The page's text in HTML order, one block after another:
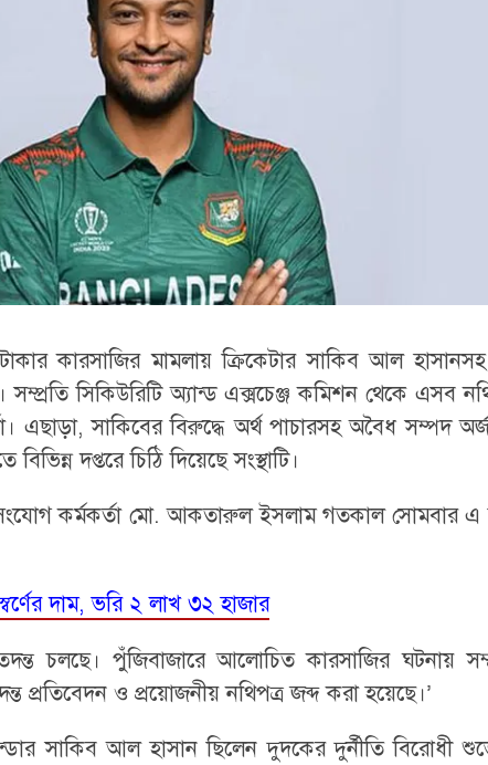
কারসাজির মামলায় ক্রিকেটার সাকিব আল
সিকিউরিটি অ্যান্ড এক্সচেঞ্জ কমিশন থেকে এসব
এছাড়া, সাকিবের বিরুদ্ধে অর্থ পাচারসহ অবৈধ সম্পদ
দপ্তরে চিঠি দিয়েছে সংস্থাটি।
কর্মকর্তা মো. আকতারুল ইসলাম গতকাল সোমবার এ
দাম, ভরি ২ লাখ ৩২ হাজার
চলছে। পুঁজিবাজারে আলোচিত কারসাজির ঘটনায়
প্রতিবেদন ও প্রয়োজনীয় নথিপত্র জব্দ করা হয়েছে।’
সাকিব আল হাসান ছিলেন দুদকের দুর্নীতি বিরোধী